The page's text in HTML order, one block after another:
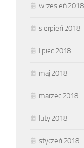
wrzesień 2018
sierpień 2018
lipiec 2018
maj 2018
marzec 2018
luty 2018
styczeń 2018